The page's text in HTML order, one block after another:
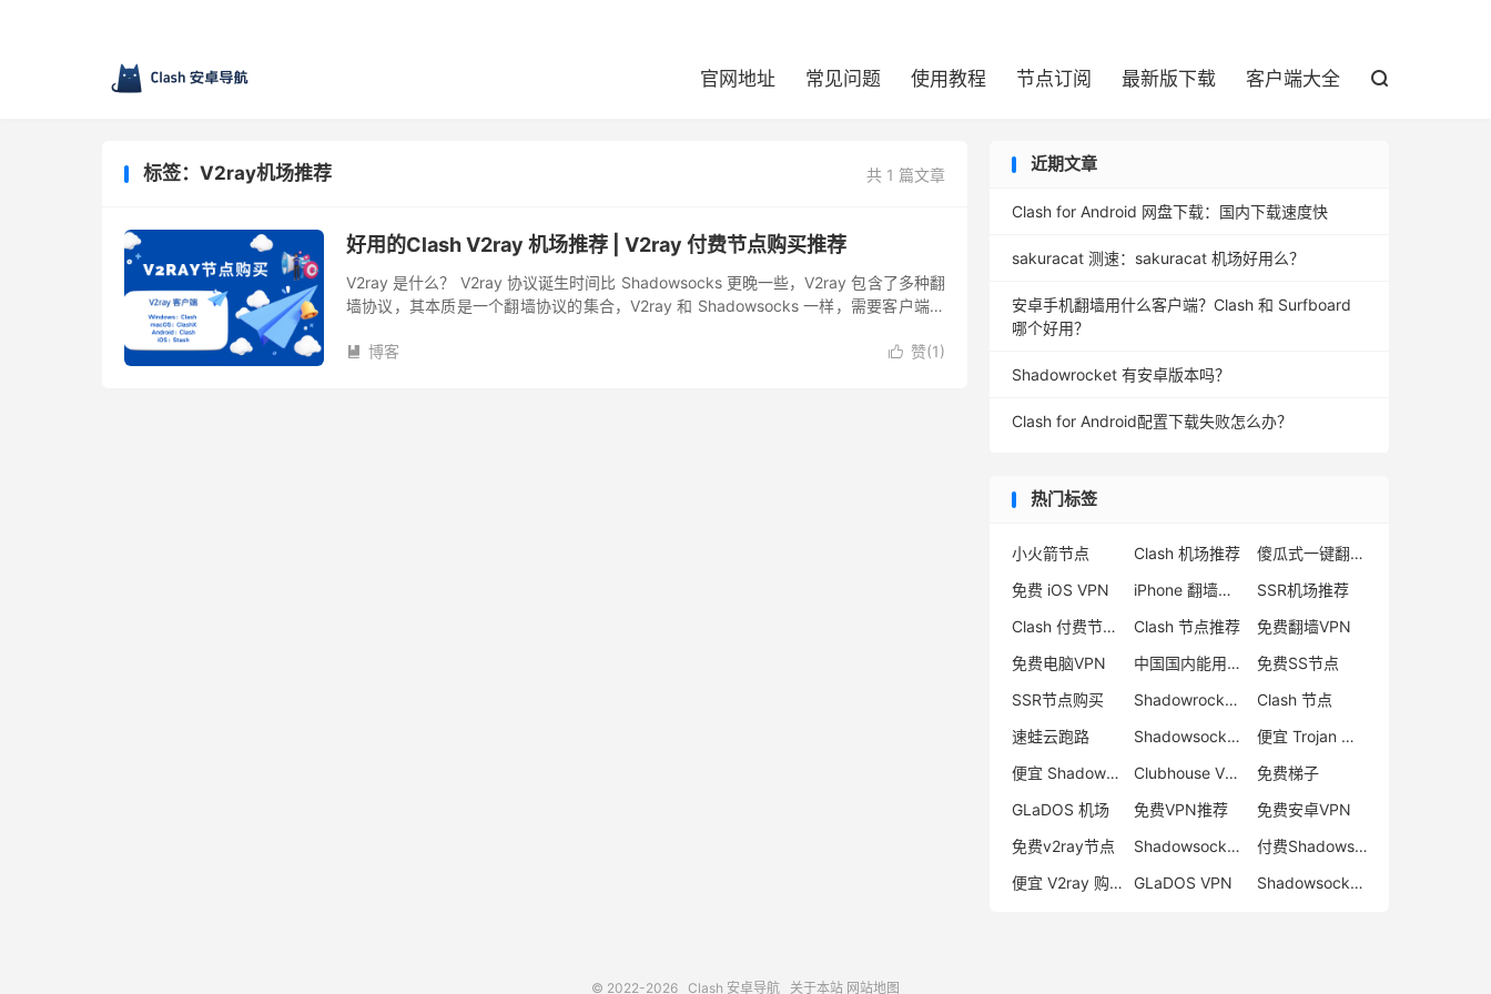
官网地址 常见问题 使用教程 节点订阅 最新版下载 客户端大全 
共 1 篇文章
标签：V2ray机场推荐
好用的Clash V2ray 机场推荐 | V2ray 付费节点购买推荐
V2ray 是什么？ V2ray 协议诞生时间比 Shadowsocks 更晚一些，V2ray 包含了多种翻
墙协议，其本质是一个翻墙协议的集合，V2ray 和 Shadowsocks 一样，需要客户端和
 赞(1)
 博客
近期文章
Clash for Android 网盘下载：国内下载速度快
sakuracat 测速：sakuracat 机场好用么？
安卓手机翻墙用什么客户端？Clash 和 Surfboard
哪个好用？
Shadowrocket 有安卓版本吗？
Clash for Android配置下载失败怎么办？
热门标签
小火箭节点 Clash 机场推荐
傻瓜式一键翻墙VPN客户端
免费 iOS VPN
iPhone 翻墙代理软件
SSR机场推荐
Clash 付费节点购买
Clash 节点推荐
免费翻墙VPN
免费电脑VPN
中国国内能用的翻墙VPN推荐
免费SS节点
SSR节点购买
Shadowrocket 地址
Clash 节点
速蛙云跑路
Shadowsocks 付费节点
便宜 Trojan 购买
便宜 Shadowsocks 购买
Clubhouse VPN
免费梯子
GLaDOS 机场
免费VPN推荐
免费安卓VPN
免费v2ray节点
Shadowsocks 服务器
付费Shadowsocks推荐
便宜 V2ray 购买
GLaDOS VPN Shadowsocks 节点哪里买
© 2022-2026 Clash 安卓导航 关于本站 网站地图